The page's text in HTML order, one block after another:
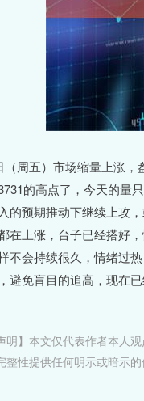
（周五）市场缩量上涨
的高点了，今天的量
的预期推动下继续上攻
在上涨，台子已经搭好
不会持续很久，情绪过
避免盲目的追高，现在
明】本文仅代表作者本人
整性提供任何明示或暗示